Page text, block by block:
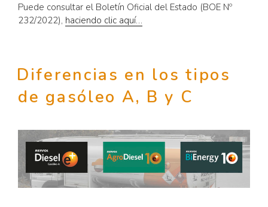
Puede consultar el Boletín Oficial del Estado (BOE Nº
232/2022), haciendo clic aquí…
Diferencias en los tipos
de gasóleo A, B y C